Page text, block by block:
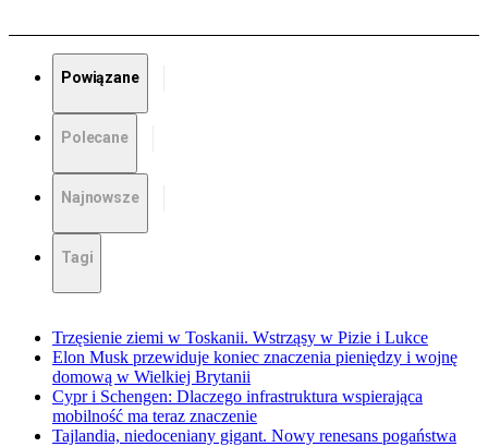
Powiązane
Polecane
Najnowsze
Tagi
Trzęsienie ziemi w Toskanii. Wstrząsy w Pizie i Lukce
Elon Musk przewiduje koniec znaczenia pieniędzy i wojnę
domową w Wielkiej Brytanii
Cypr i Schengen: Dlaczego infrastruktura wspierająca
mobilność ma teraz znaczenie
Tajlandia, niedoceniany gigant. Nowy renesans pogaństwa